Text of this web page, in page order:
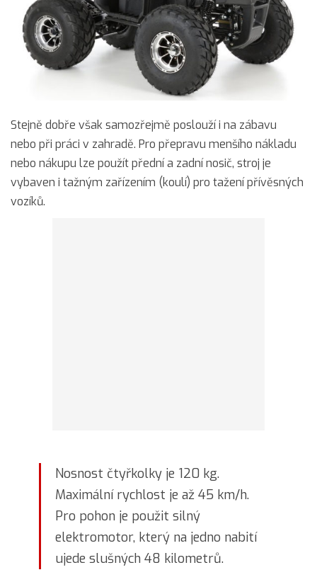
Stejně dobře však samozřejmě poslouží i na zábavu
nebo při práci v zahradě. Pro přepravu menšího nákladu
nebo nákupu lze použít přední a zadní nosič, stroj je
vybaven i tažným zařízením (koulí) pro tažení přívěsných
vozíků.
Nosnost čtyřkolky je 120 kg.
Maximální rychlost je až 45 km/h.
Pro pohon je použit silný
elektromotor, který na jedno nabití
ujede slušných 48 kilometrů.